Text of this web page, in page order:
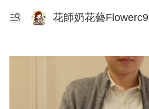
花師奶花藝Flowerc9